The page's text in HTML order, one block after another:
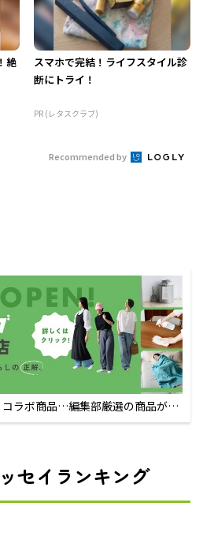
絶
スマホで完結！ライフスタイル診
断にトライ！
PR (レタスクラブ)
Recommended by
ラボ商品…編集部厳選の商品が買
セイランキング